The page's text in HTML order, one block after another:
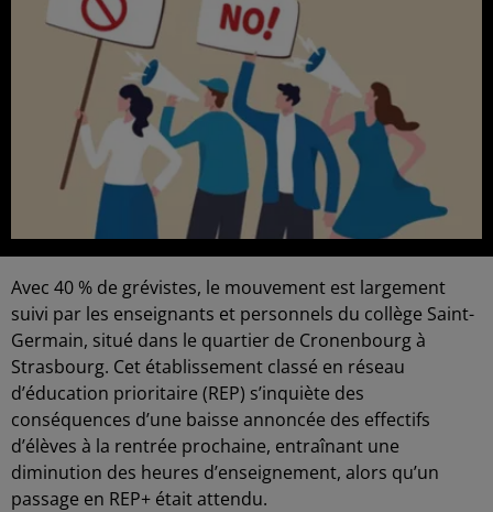
Avec 40 % de grévistes, le mouvement est largement
suivi par les enseignants et personnels du collège Saint-
Germain, situé dans le quartier de Cronenbourg à
Strasbourg. Cet établissement classé en réseau
d’éducation prioritaire (REP) s’inquiète des
conséquences d’une baisse annoncée des effectifs
d’élèves à la rentrée prochaine, entraînant une
diminution des heures d’enseignement, alors qu’un
passage en REP+ était attendu.